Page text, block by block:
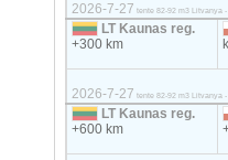
2026-7-27 tente 82-92 m3 Litvanya
LT Kaunas reg.
+300 km
2026-7-27 tente 82-92 m3 Litvanya
LT Kaunas reg.
+600 km